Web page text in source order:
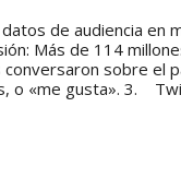
de audiencia en
Más de 114
sobre el
o «me gusta». 3.